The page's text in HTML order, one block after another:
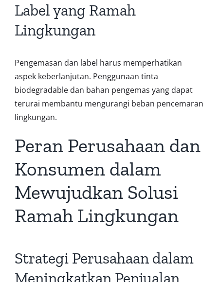
Label yang Ramah
Lingkungan
Pengemasan dan label harus memperhatikan
aspek keberlanjutan. Penggunaan tinta
biodegradable dan bahan pengemas yang dapat
terurai membantu mengurangi beban pencemaran
lingkungan.
Peran Perusahaan dan
Konsumen dalam
Mewujudkan Solusi
Ramah Lingkungan
Strategi Perusahaan dalam
Meningkatkan Penjualan